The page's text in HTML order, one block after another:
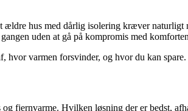
ældre hus med dårlig isolering kræver
uden at gå på kompromis med
hvor varmen forsvinder, og hvor du kan spare.
fjernvarme. Hvilken løsning der er bedst,